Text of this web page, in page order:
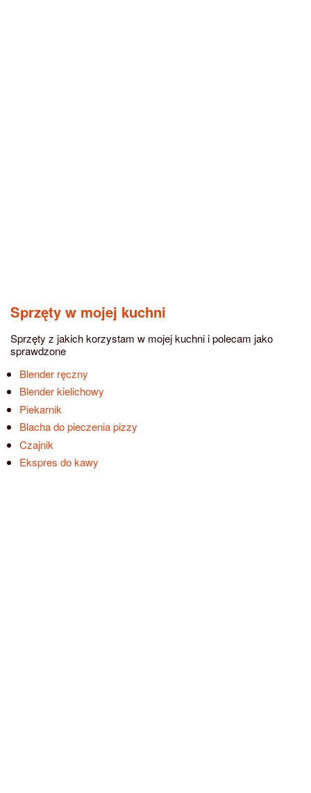
Sprzęty w mojej kuchni
Sprzęty z jakich korzystam w mojej kuchni i polecam jako
sprawdzone
Blender ręczny
Blender kielichowy
Piekarnik
Blacha do pieczenia pizzy
Czajnik
Ekspres do kawy